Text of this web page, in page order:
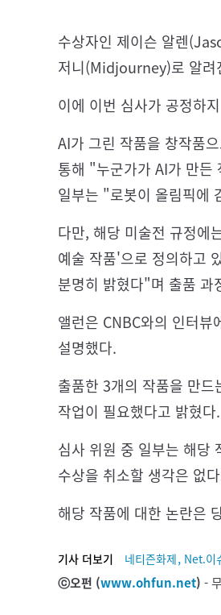
수상자인 제이슨 알렌
저니(Midjourney)로 알려
이에 이번 심사가 공정하
AI가 그린 작품을 창작품
통해 "누군가가 AI가 만
일부는 "로봇이 올림픽에
다만, 해당 미술전 규정에
예술 작품'으로 정의하고
분명히 밝혔다"며 출품 과
앨런은 CNBC와의 인터
설명했다.
출품한 3개의 작품을 만
작업이 필요했다고 밝혔다.
심사 위원 중 일부는 해당
수상을 취소할 생각은 없
해당 작품에 대한 논란은
기사 더보기 네티즌화제, Net.이
ⓒ오펀 (www.ohfun.net) -